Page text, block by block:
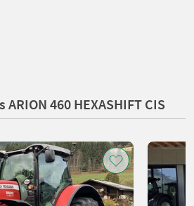
460 HEXASHIFT CIS